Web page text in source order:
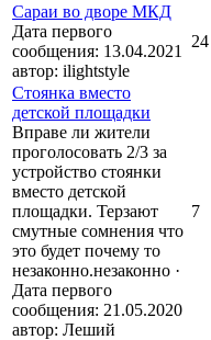
Сараи во дворе МКД
Дата первого
сообщения: 13.04.2021
автор: ilightstyle
24
Стоянка вместо
детской площадки
Вправе ли жители
проголосовать 2/3 за
устройство стоянки
вместо детской
площадки. Терзают
смутные сомнения что
это будет почему то
незаконно.незаконно ·
Дата первого
сообщения: 21.05.2020
автор: Леший
7